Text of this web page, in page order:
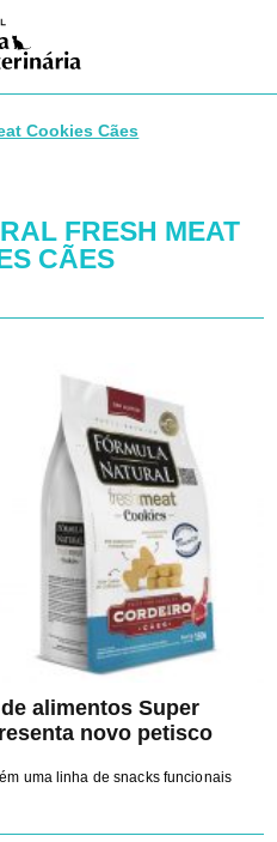
Cookies Cães
FRESH MEAT
CÃES
alimentos Super
novo petisco
uma linha de snacks funcionais